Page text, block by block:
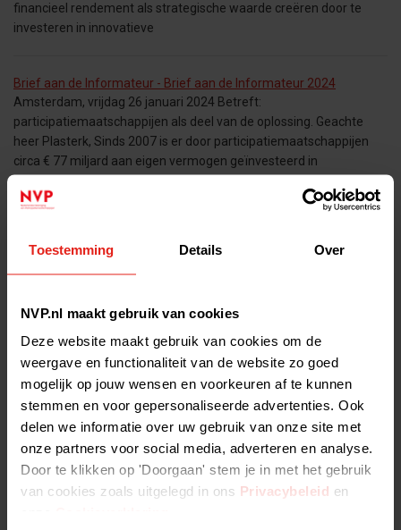
Toestemming Details Over
NVP.nl maakt gebruik van cookies
Deze website maakt gebruik van cookies om de
weergave en functionaliteit van de website zo goed
mogelijk op jouw wensen en voorkeuren af te kunnen
stemmen en voor gepersonaliseerde advertenties. Ook
delen we informatie over uw gebruik van onze site met
onze partners voor social media, adverteren en analyse.
Door te klikken op 'Doorgaan' stem je in met het gebruik
van cookies zoals uitgelegd in ons Privacybeleid en
financieel rendement als strategische waarde creëren door te
investeren in innovatieve
Brief aan de Informateur - Brief aan de Informateur 2024
Amsterdam, vrijdag 26 januari 2024 Betreft:
participatiemaatschappijen als deel van de oplossing. Geachte
heer Plasterk, Sinds 2007 is er door participatiemaatschappijen
circa € 77 miljard aan eigen vermogen geïnvesteerd in
concerning questions about private equity and venture capital
firms in the Netherlands. If you have a question about the
.financiering-wrapper { max-width: 960px; margin: 0 auto 40px
auto; font-family: 'Roboto', Arial, sans-serif; } .financiering-wrapper
h2 { font-size: 32px; margin-bottom: 24px; } .financiering-item {
background: #ffffff; border-radius: 18px; box-shadow: 0 10px
30px rgba(0,0,0,0.08); margin-bottom:
2021